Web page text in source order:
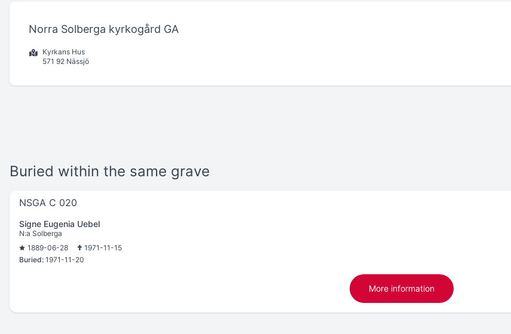
Norra Solberga kyrkogård GA
Kyrkans Hus
571 92 Nässjö
Buried within the same grave
NSGA C 020
Signe Eugenia Uebel
N:a Solberga
1889-06-28
1971-11-15
Buried: 1971-11-20
More information